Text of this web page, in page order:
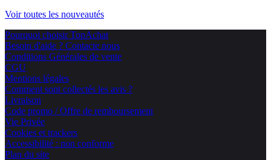
Voir toutes les nouveautés
Pourquoi choisir TopAchat
Besoin d'aide ? Contacte nous
Conditions Générales de vente
CGU
Mentions légales
Comment sont collectés les avis ?
Livraison
Code promo / Offre de remboursement
Vie Privée
Cookies et trackers
Accessibilité : non conforme
Plan du site